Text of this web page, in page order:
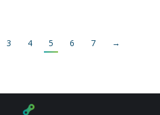
3 4 5 6 7 →